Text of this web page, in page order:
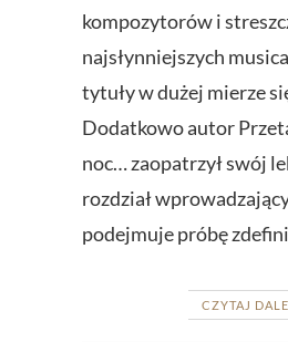
kompozytorów i
najsłynniejszych
tytuły w dużej mierze
Dodatkowo autor
noc… zaopatrzył swój
rozdział
podejmuje próbę
CZYTAJ